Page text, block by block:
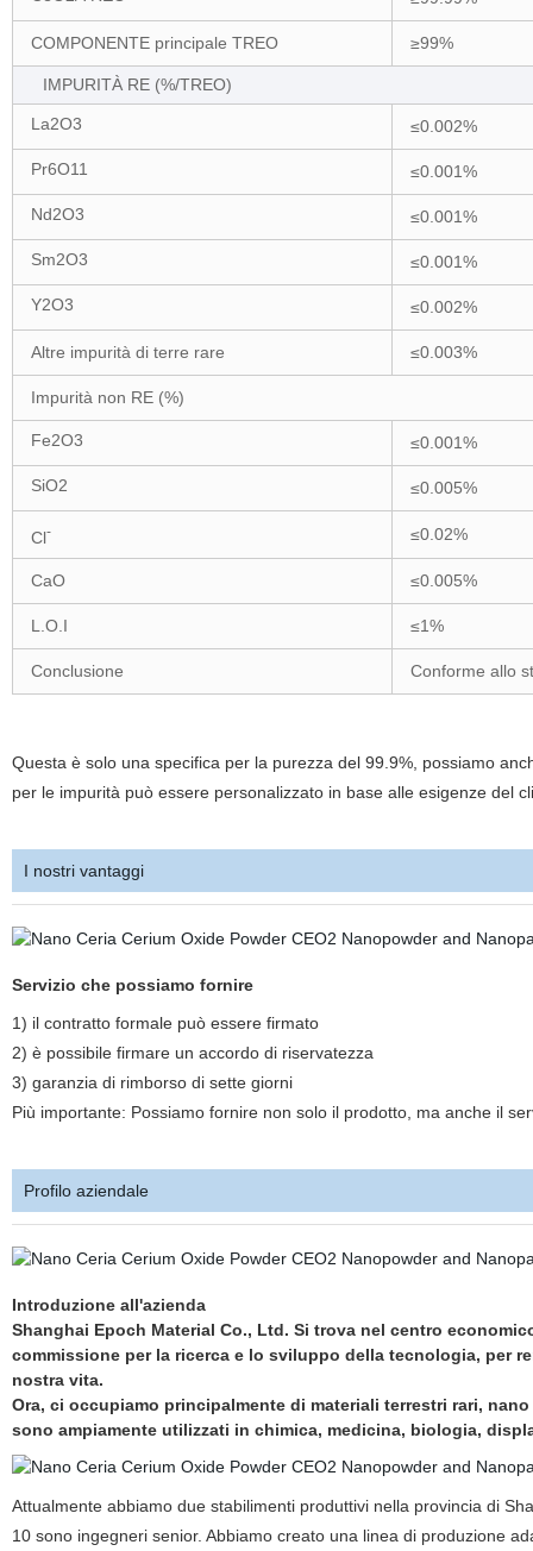
COMPONENTE principale TREO ≥99%
IMPURITÀ RE (%/TREO)
La2O3 ≤0.002%
Pr6O11 ≤0.001%
Nd2O3 ≤0.001%
Sm2O3 ≤0.001%
Y2O3 ≤0.002%
Altre impurità di terre rare ≤0.003%
Impurità non RE (%)
Fe2O3 ≤0.001%
SiO2 ≤0.005%
Cl- ≤0.02%
CaO ≤0.005%
L.O.I ≤1%
Conclusione Conforme allo
Questa è solo una specifica per la purezza del 99.9%, possiamo
per le impurità può essere personalizzato in base alle esigenze del
I nostri vantaggi
Servizio che possiamo fornire
1) il contratto formale può essere firmato
2) è possibile firmare un accordo di riservatezza
3) garanzia di rimborso di sette giorni
Più importante: Possiamo fornire non solo il prodotto, ma anche il
Profilo aziendale
Introduzione all'azienda
Shanghai Epoch Material Co., Ltd. Si trova nel centro
commissione per la ricerca e lo sviluppo della tecnologia, per
nostra vita.
Ora, ci occupiamo principalmente di materiali terrestri rari,
sono ampiamente utilizzati in chimica, medicina, biologia,
Attualmente abbiamo due stabilimenti produttivi nella provincia di
10 sono ingegneri senior. Abbiamo creato una linea di produzione